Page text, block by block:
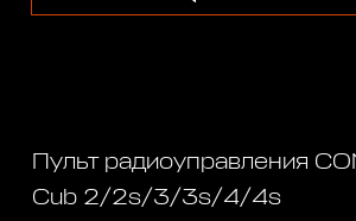
Пульт радиоуправления
Cub 2/2s/3/3s/4/4s